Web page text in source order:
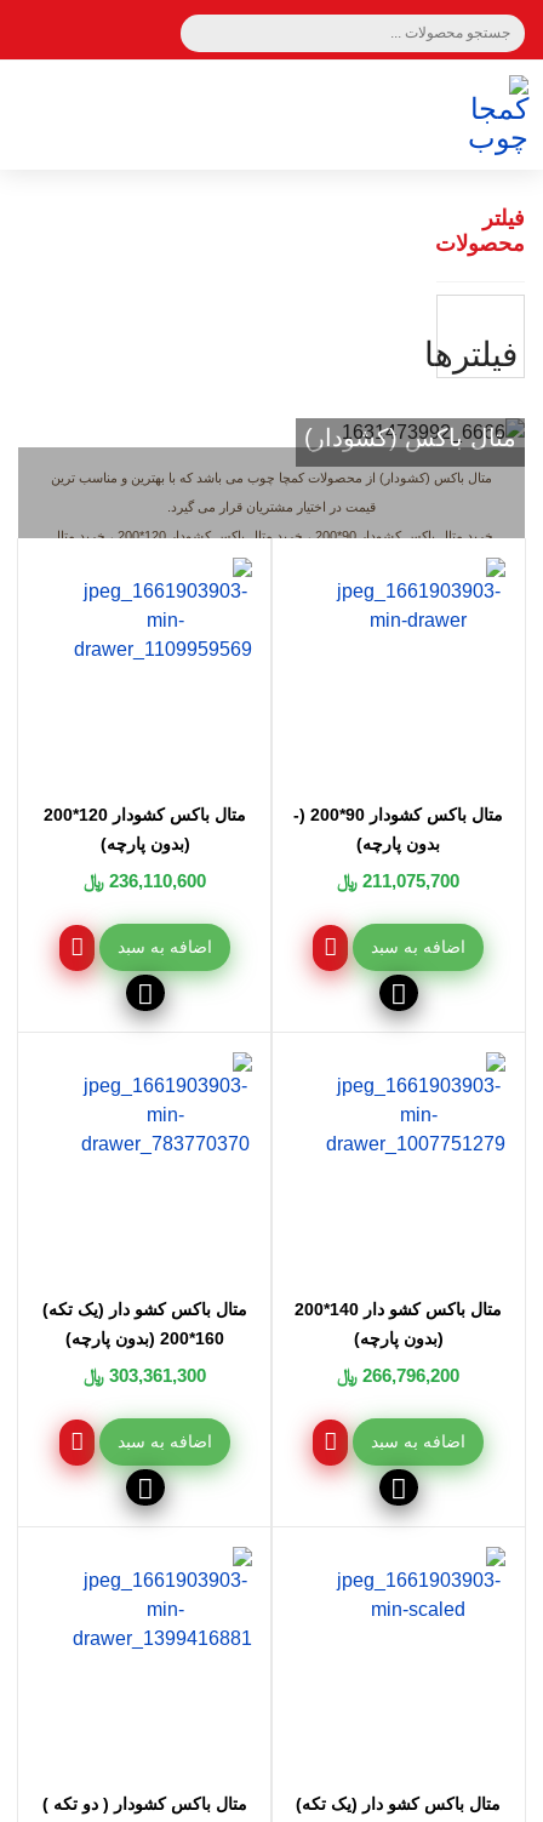
فیلتر
محصولات
فيلترها
متال باکس (کشودار)
متال باکس (کشودار) از محصولات کمچا چوب می باشد که با بهترین و مناسب ترین
قیمت در اختیار مشتریان قرار می گیرد.
خرید متال باکس کشودار 90*200 ، خرید متال باکس کشودار 120*200 ، خرید متال
متال باکس کشو دار 180*200، قیمت متال باکس کشودار 90*200 ، قیمت متال باکس
متال باکس کشودار 90*200 (-
بدون پارچه)
211,075,700 ﷼
اضافه به سبد
متال باکس کشودار 120*200
(بدون پارچه)
236,110,600 ﷼
اضافه به سبد
متال باکس کشو دار 140*200
(بدون پارچه)
266,796,200 ﷼
اضافه به سبد
متال باکس کشو دار (یک تکه)
160*200 (بدون پارچه)
303,361,300 ﷼
اضافه به سبد
متال باکس کشو دار (یک تکه)
متال باکس کشودار ( دو تکه )